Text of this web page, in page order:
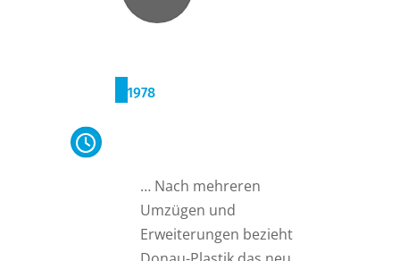
1978
… Nach mehreren
Umzügen und
Erweiterungen bezieht